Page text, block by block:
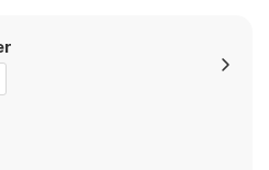
정 특성상 디스크 표면이 미세하게 울
를 사용하시면 좀 더 안정적인 재생이